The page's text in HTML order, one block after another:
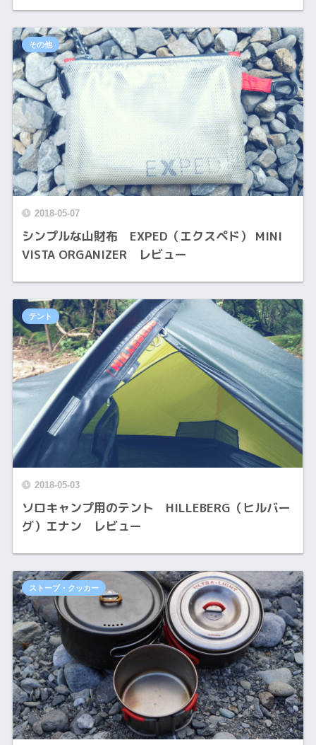
2018-05-07
シンプルな山財布 EXPED（エクスペド） MINI
VISTA ORGANIZER レビュー
その他
2018-05-03
ソロキャンプ用のテント HILLEBERG（ヒルバー
グ）エナン レビュー
テント
ストーブ・クッカー